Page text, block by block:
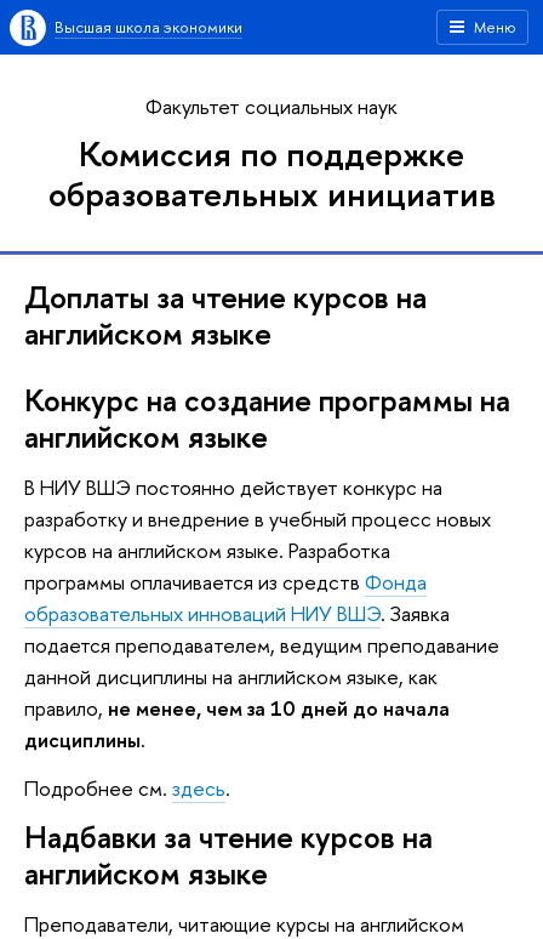
Меню
Высшая школа экономики
Факультет социальных наук
Комиссия по поддержке
образовательных инициатив
Доплаты за чтение курсов на
английском языке
Конкурс на создание программы на
английском языке
В НИУ ВШЭ постоянно действует конкурс на
разработку и внедрение в учебный процесс новых
курсов на английском языке. Разработка
программы оплачивается из средств Фонда
образовательных инноваций НИУ ВШЭ. Заявка
подается преподавателем, ведущим преподавание
данной дисциплины на английском языке, как
правило, не менее, чем за 10 дней до начала
дисциплины.
Подробнее см. здесь.
Надбавки за чтение курсов на
английском языке
Преподаватели, читающие курсы на английском